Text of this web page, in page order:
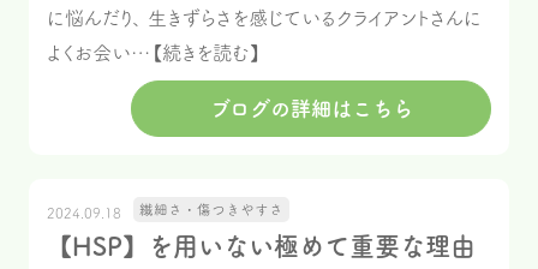
に悩んだり、 生きずらさを感じているクライアントさんに
よくお会い…【続きを読む】
ブログの詳細はこちら
2024.09.18 繊細さ・傷つきやすさ
【HSP】を用いない極めて重要な理由